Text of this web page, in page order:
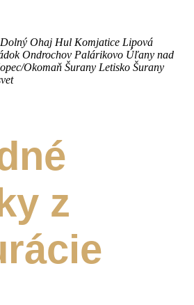
Dolný Ohaj Hul Komjatice Lipová
Ondrochov Palárikovo Úľany nad
Okomaň Šurany Letisko Šurany
z